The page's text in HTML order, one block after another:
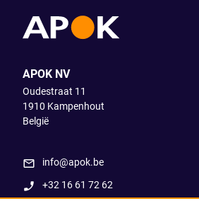
APOK NV
Oudestraat 11
1910 Kampenhout
België
info@apok.be
+32 16 61 72 62